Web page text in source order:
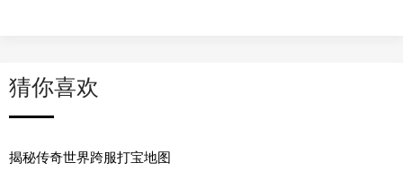
猜你喜欢
揭秘传奇世界跨服打宝地图